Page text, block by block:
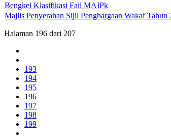
Bengkel Klasifikasi Fail MAIPk
Majlis Penyerahan Sijil Penghargaan Wakaf
Halaman 196 dari 207
193
194
195
196
197
198
199